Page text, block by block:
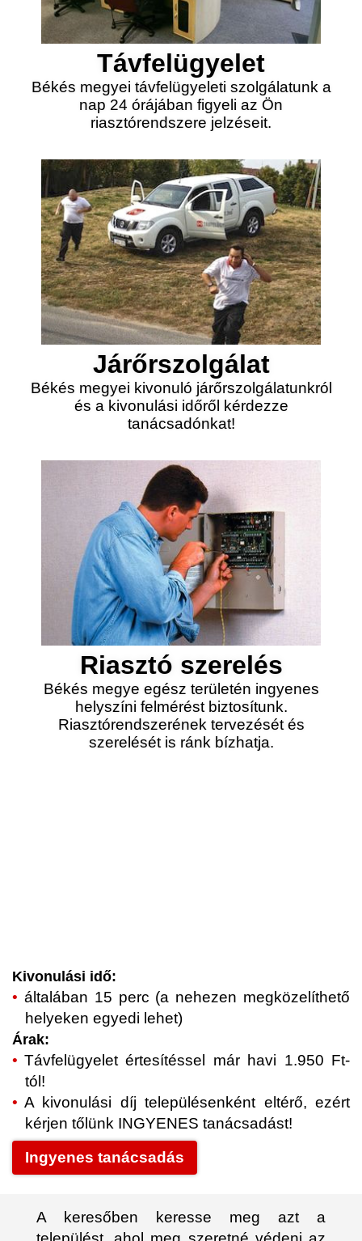
Távfelügyelet
Békés megyei távfelügyeleti szolgálatunk a
nap 24 órájában figyeli az Ön
riasztórendszere jelzéseit.
Járőrszolgálat
Békés megyei kivonuló járőrszolgálatunkról
és a kivonulási időről kérdezze
tanácsadónkat!
Riasztó szerelés
Békés megye egész területén ingyenes
helyszíni felmérést biztosítunk.
Riasztórendszerének tervezését és
szerelését is ránk bízhatja.
Kivonulási idő:
általában 15 perc (a nehezen megközelíthető
helyeken egyedi lehet)
Árak:
Távfelügyelet értesítéssel már havi 1.950 Ft-
tól!
A kivonulási díj településenként eltérő, ezért
kérjen tőlünk INGYENES tanácsadást!
Ingyenes tanácsadás
A keresőben keresse meg azt a